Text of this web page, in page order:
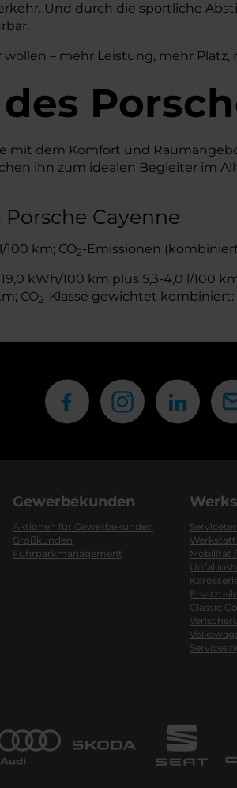
Und durch die sportliche
– mehr Leistung, mehr
mit dem Komfort und
ihn zum idealen Begleiter im
Cayenne
km; CO2-Emissionen
kWh/100 km plus 5,3-4,0 l/100
CO2-Klasse gewichtet kombiniert:
Gewerbekunden
Aktionen für Gewerbekunden
Großkunden
Fuhrparkmanagement
Mobilität
Classic